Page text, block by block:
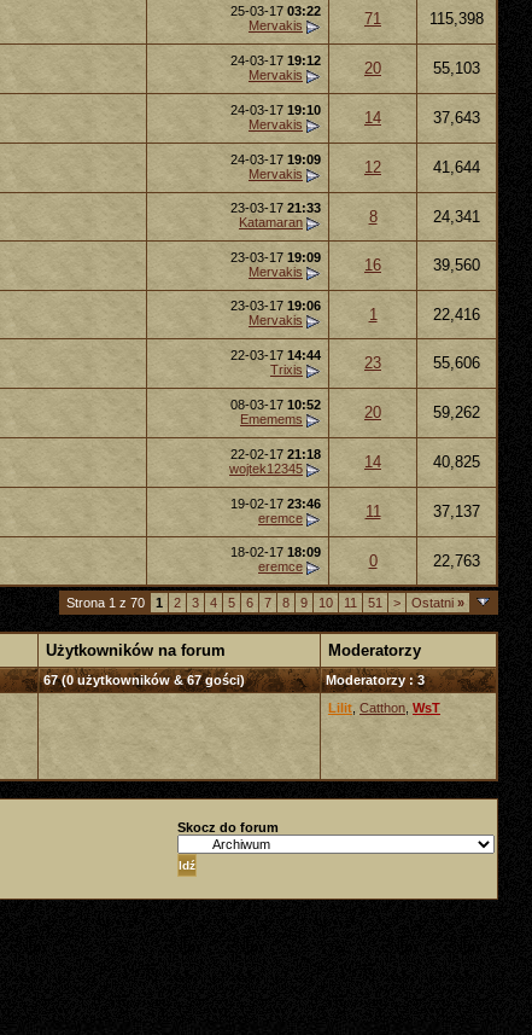
25-03-17 03:22
Mervakis
71 115,398
24-03-17 19:12
Mervakis
20 55,103
24-03-17 19:10
Mervakis
14 37,643
24-03-17 19:09
Mervakis
12 41,644
23-03-17 21:33
Katamaran
8 24,341
23-03-17 19:09
Mervakis
16 39,560
23-03-17 19:06
Mervakis
1 22,416
22-03-17 14:44
Trixis
23 55,606
08-03-17 10:52
Ememems
20 59,262
22-02-17 21:18
wojtek12345
14 40,825
19-02-17 23:46
eremce
11 37,137
18-02-17 18:09
eremce
0 22,763
Strona 1 z 70 1 2 3 4 5 6 7 8 9 10 11 51 > Ostatni »
Użytkowników na forum Moderatorzy
67 (0 użytkowników & 67 gości)
Moderatorzy : 3
Lilit Catthon WsT
Skocz do forum